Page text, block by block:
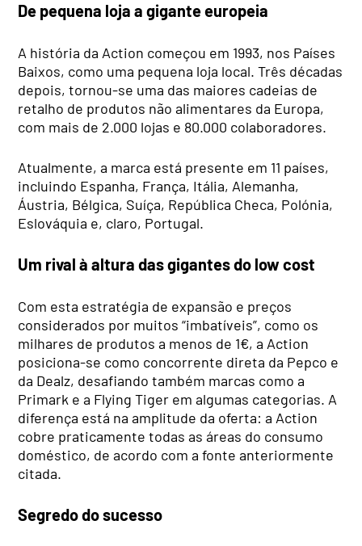
De pequena loja a gigante europeia
A história da Action começou em 1993, nos Países
Baixos, como uma pequena loja local. Três décadas
depois, tornou-se uma das maiores cadeias de
retalho de produtos não alimentares da Europa,
com mais de 2.000 lojas e 80.000 colaboradores.
Atualmente, a marca está presente em 11 países,
incluindo Espanha, França, Itália, Alemanha,
Áustria, Bélgica, Suíça, República Checa, Polónia,
Eslováquia e, claro, Portugal.
Um rival à altura das gigantes do low cost
Com esta estratégia de expansão e preços
considerados por muitos “imbatíveis”, como os
milhares de produtos a menos de 1€, a Action
posiciona-se como concorrente direta da Pepco e
da Dealz, desafiando também marcas como a
Primark e a Flying Tiger em algumas categorias. A
diferença está na amplitude da oferta: a Action
cobre praticamente todas as áreas do consumo
doméstico, de acordo com a fonte anteriormente
citada.
Segredo do sucesso